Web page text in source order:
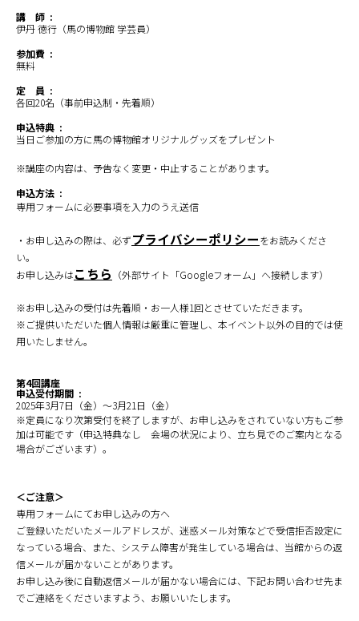
講 師 :
伊丹 徳行（馬の博物館 学芸員）
参加費 :
無料
定 員 :
各回20名（事前申込制・先着順）
申込特典 :
当日ご参加の方に馬の博物館オリジナルグッズをプレゼント
※講座の内容は、予告なく変更・中止することがあります。
申込方法 :
専用フォームに必要事項を入力のうえ送信
・お申し込みの際は、必ずプライバシーポリシーをお読みくださ
い。
お申し込みはこちら （外部サイト「Googleフォーム」へ接続します）
※お申し込みの受付は先着順・お一人様1回とさせていただきます。
※ご提供いただいた個人情報は厳重に管理し、本イベント以外の目的では使
用いたしません。
第4回講座
申込受付期間 :
2025年3月7日（金）～3月21日（金）
※定員になり次第受付を終了しますが、お申し込みをされていない方もご参
加は可能です（申込特典なし 会場の状況により、立ち見でのご案内となる
場合がございます）。
＜ご注意＞
専用フォームにてお申し込みの方へ
ご登録いただいたメールアドレスが、迷惑メール対策などで受信拒否設定に
なっている場合、また、システム障害が発生している場合は、当館からの返
信メールが届かないことがあります。
お申し込み後に自動返信メールが届かない場合には、下記お問い合わせ先ま
でご連絡をくださいますよう、お願いいたします。